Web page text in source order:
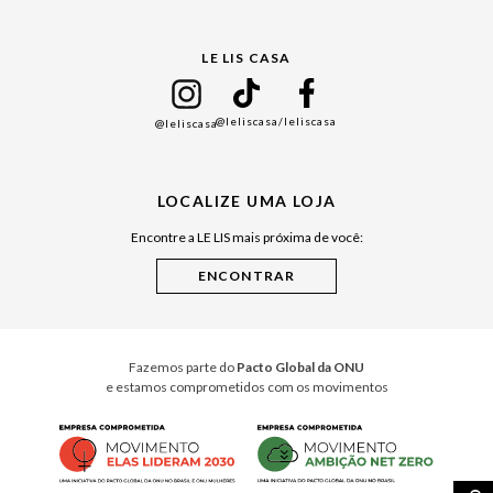
Cuidados Casa
LE LIS CASA
@leliscasa@leliscasa/leliscasa
LOCALIZE UMA LOJA
Encontre a LE LIS mais próxima de você:
Fazemos parte do Pacto Global da ONU
e estamos comprometidos com os movimentos